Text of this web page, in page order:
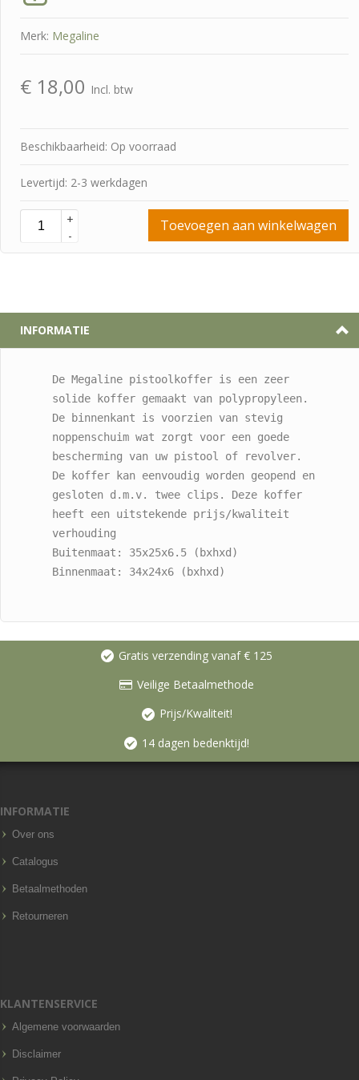
Merk: Megaline
€ 18,00 Incl. btw
Beschikbaarheid: Op voorraad
Levertijd: 2-3 werkdagen
+
-
Toevoegen aan winkelwagen
INFORMATIE
De Megaline pistoolkoffer is een zeer
solide koffer gemaakt van polypropyleen.
De binnenkant is voorzien van stevig
noppenschuim wat zorgt voor een goede
bescherming van uw pistool of revolver.
De koffer kan eenvoudig worden geopend en
gesloten d.m.v. twee clips. Deze koffer
heeft een uitstekende prijs/kwaliteit
verhouding
Buitenmaat: 35x25x6.5 (bxhxd)
Binnenmaat: 34x24x6 (bxhxd)
Gratis verzending vanaf € 125
Veilige Betaalmethode
Prijs/Kwaliteit!
14 dagen bedenktijd!
INFORMATIE
Over ons
Catalogus
Betaalmethoden
Retourneren
KLANTENSERVICE
Algemene voorwaarden
Disclaimer